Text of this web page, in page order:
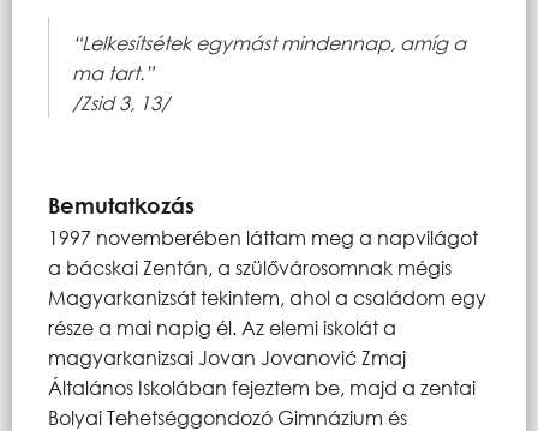
“Lelkesítsétek egymást mindennap, amíg a
ma tart.”
/Zsid 3, 13/
Bemutatkozás
1997 novemberében láttam meg a napvilágot
a bácskai Zentán, a szülővárosomnak mégis
Magyarkanizsát tekintem, ahol a családom egy
része a mai napig él. Az elemi iskolát a
magyarkanizsai Jovan Jovanović Zmaj
Általános Iskolában fejeztem be, majd a zentai
Bolyai Tehetséggondozó Gimnázium és